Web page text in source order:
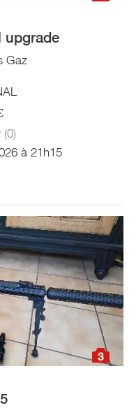
upgrade
Gaz
(0)
à 21h15
3